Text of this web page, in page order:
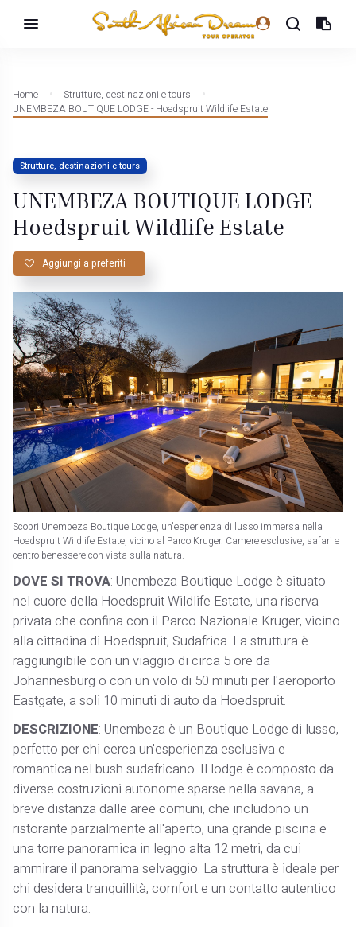
Home
Strutture, destinazioni e tours
UNEMBEZA BOUTIQUE LODGE - Hoedspruit Wildlife Estate
Strutture, destinazioni e tours
UNEMBEZA BOUTIQUE LODGE -
Hoedspruit Wildlife Estate
Aggiungi a preferiti
Scopri Unembeza Boutique Lodge, un'esperienza di lusso immersa nella
Hoedspruit Wildlife Estate, vicino al Parco Kruger. Camere esclusive, safari e
centro benessere con vista sulla natura.
DOVE SI TROVA: Unembeza Boutique Lodge è situato
nel cuore della Hoedspruit Wildlife Estate, una riserva
privata che confina con il Parco Nazionale Kruger, vicino
alla cittadina di Hoedspruit, Sudafrica. La struttura è
raggiungibile con un viaggio di circa 5 ore da
Johannesburg o con un volo di 50 minuti per l'aeroporto
Eastgate, a soli 10 minuti di auto da Hoedspruit.
DESCRIZIONE: Unembeza è un Boutique Lodge di lusso,
perfetto per chi cerca un'esperienza esclusiva e
romantica nel bush sudafricano. Il lodge è composto da
diverse costruzioni autonome sparse nella savana, a
breve distanza dalle aree comuni, che includono un
ristorante parzialmente all'aperto, una grande piscina e
una torre panoramica in legno alta 12 metri, da cui
ammirare il panorama selvaggio. La struttura è ideale per
chi desidera tranquillità, comfort e un contatto autentico
con la natura.